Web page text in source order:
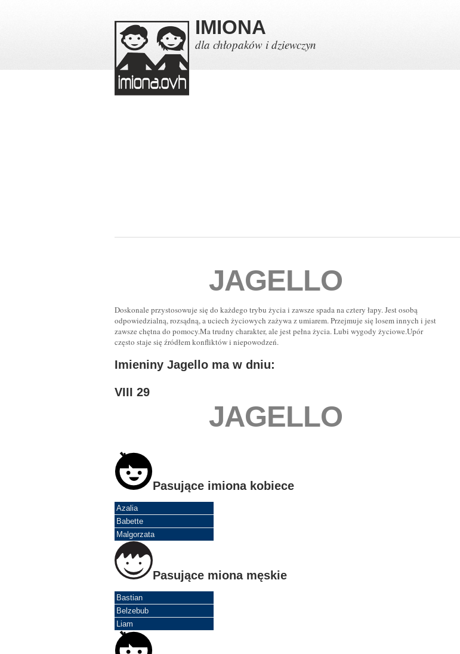
IMIONA
dla chłopaków i dziewczyn
JAGELLO
Doskonale przystosowuje się do każdego trybu życia i zawsze spada na cztery łapy. Jest osobą
odpowiedzialną, rozsądną, a uciech życiowych zażywa z umiarem. Przejmuje się losem innych i jest
zawsze chętna do pomocy.Ma trudny charakter, ale jest pełna życia. Lubi wygody życiowe.Upór
często staje się źródłem konfliktów i niepowodzeń.
Imieniny Jagello ma w dniu:
VIII 29
JAGELLO
Pasujące imiona kobiece
Azalia
Babette
Malgorzata
Pasujące miona męskie
Bastian
Belzebub
Liam